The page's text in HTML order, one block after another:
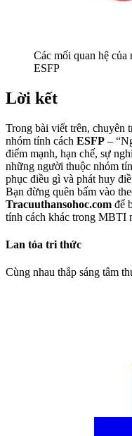
Các mối quan hệ
ESFP
Lời kết
Trong bài viết trên, chuyên
nhóm tính cách ESFP –
điểm mạnh, hạn chế, sự
những người thuộc nhóm
phục điều gì và phát huy
Bạn đừng quên bấm vào
Tracuuthansohoc.com để
tính cách khác trong MBTI
Lan tỏa tri thức
Cùng nhau thắp sáng tâm